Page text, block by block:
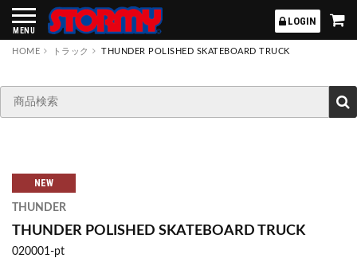
MENU
LOGIN
HOME トラック THUNDER POLISHED SKATEBOARD TRUCK
NEW
THUNDER
THUNDER POLISHED SKATEBOARD TRUCK
020001-pt